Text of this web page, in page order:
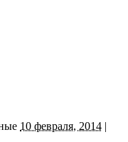
10 февраля, 2014 |